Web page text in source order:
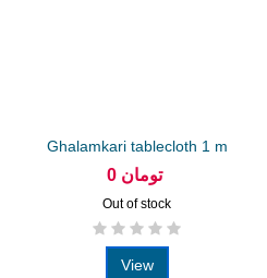
Ghalamkari tablecloth 1 m
toranj...
0 تومان
Out of stock
View